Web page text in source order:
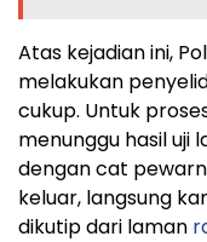
Atas kejadian ini,
melakukan
cukup. Untuk
menunggu hasil uji
dengan cat
keluar, langsung
dikutip dari laman